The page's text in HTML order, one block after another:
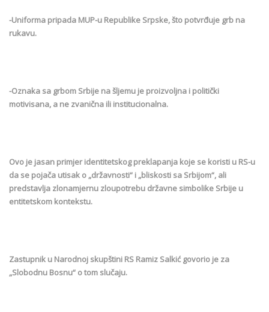
-Uniforma pripada MUP-u Republike Srpske, što potvrđuje grb na
rukavu.
-Oznaka sa grbom Srbije na šljemu je proizvoljna i politički
motivisana, a ne zvanična ili institucionalna.
Ovo je jasan primjer identitetskog preklapanja koje se koristi u RS-u
da se pojača utisak o „državnosti“ i „bliskosti sa Srbijom“, ali
predstavlja zlonamjernu zloupotrebu državne simbolike Srbije u
entitetskom kontekstu.
Zastupnik u Narodnoj skupštini RS Ramiz Salkić govorio je za
„Slobodnu Bosnu“ o tom slučaju.